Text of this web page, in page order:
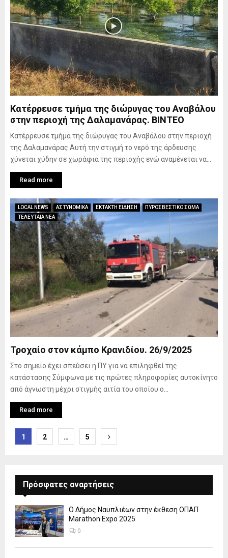
Κατέρρευσε τμήμα της διώρυγας του Αναβάλου
στην περιοχή της Δαλαμανάρας. BINTEO
Κατέρρευσε τμήμα της διώρυγας του Αναβάλου στην περιοχή
της Δαλαμανάρας.Αυτή την στιγμή το νερό της άρδευσης
χύνεται χύδην σε χωράφια της περιοχής ενώ αναμένεται να...
Read more
LOCAL NEWS ΑΣΤΥΝΟΜΙΚΑ ΕΚΤΑΚΤΗ ΕΙΔΗΣΗ
ΠΥΡΟΣΒΕΣΤΙΚΟ ΣΩΜΑ
ΤΕΛΕΥΤΑΙΑ ΝΕΑ
Τροχαίο στον κάμπο Κρανιδίου. 26/9/2025
Στο σημείο έχει σπεύσει η ΠΥ για να επιληφθεί της
κατάστασης Σύμφωνα με τις πρώτες πληροφορίες αυτοκίνητο
από άγνωστη μέχρι στιγμής αιτία του οποίου ο...
Read more
Posts
1 2 … 5
Πρόσφατες αναρτήσεις
Ο Δήμος Ναυπλιέων στην έκθεση ΟΠΑΠ
Marathon Expo 2025
0